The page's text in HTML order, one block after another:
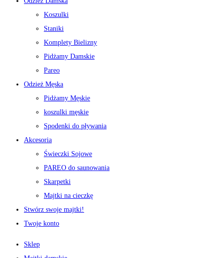
Koszulki
Staniki
Komplety Bielizny
Pidżamy Damskie
Pareo
Odzież Męska
Pidżamy Męskie
koszulki męskie
Spodenki do pływania
Akcesoria
Świeczki Sojowe
PAREO do saunowania
Skarpetki
Majtki na cieczkę
Stwórz swoje majtki!
Twoje konto
Sklep